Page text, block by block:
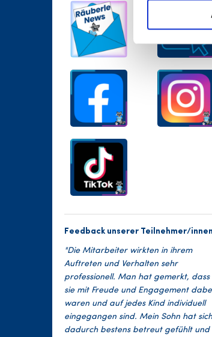
Feedback unserer Teilnehmer/innen
"Die Mitarbeiter wirkten in ihrem
Auftreten und Verhalten sehr
professionell. Man hat gemerkt, dass
sie mit Freude und Engagement
waren und auf jedes Kind individuell
eingegangen sind. Mein Sohn hat sich
dadurch bestens betreut gefühlt und